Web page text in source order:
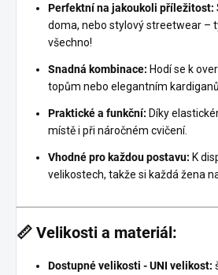
Perfektní na jakoukoli příležitost:
doma, nebo stylový streetwear –
všechno!
Snadná kombinace: Hodí se k
topům nebo elegantním
Praktické a funkční: Díky
místě i při náročném cvičení.
Vhodné pro každou postavu: K
velikostech, takže si každá žena
📏 Velikosti a materiál:
Dostupné velikosti - UNI velikost: